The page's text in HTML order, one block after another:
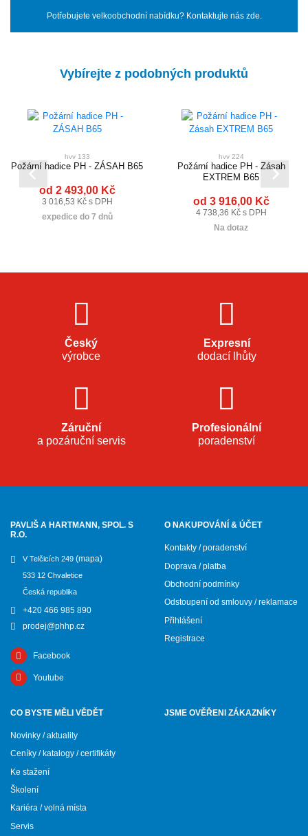
Potřebujete velkoobchodní nabídku? Kontaktujte nás zde.
Vybírejte z podobných produktů
hvv 133
Požární hadice PH - ZÁSAH B65
od 2 493,00 Kč
3 016,53 Kč s DPH
expedice do 7 dnů
hvv 224
Požární hadice PH - Zásah
EXTREM B65
od 3 916,00 Kč
4 738,36 Kč s DPH
Na dotaz
Český
výrobce
Expresní
dodací lhůty
Záruční
a pozáruční servis
Profesionální
poradenství
PAVLIŠ A HARTMANN, SPOL. S
R.O.
V Telčicích 249 (mapa)
533 12 Chvaletice
Česká republika
+420 466 985 890
prodej@phhp.cz
Facebook
Youtube
O NAKUPOVÁNÍ & ÚČET
Kontakty / poradenství
Doprava / platba
Obchodní podmínky
Odstoupení od smlouvy / reklamace
Přihlášení
Registrace
CO BYSTE MĚLI VĚDĚT
Novinky / aktuality
Ceníky / katalogy / certifikáty
Ke stažení
Školení
Kariéra / volná místa
Servis
JSME OVĚŘENI ZÁKAZNÍKY